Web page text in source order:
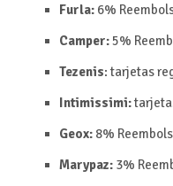
Furla: 6%
Camper:5%
Tezenis: tarjetas
Intimissimi:
Geox: 8%
Marypaz: 3%